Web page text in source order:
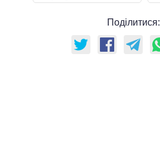
Поділитися: